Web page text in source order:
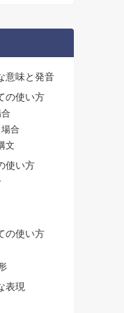
意味と発音
の使い方
合
文
使い方
の使い方
表現